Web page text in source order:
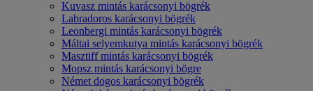
Kuvasz mintás karácsonyi bögrék
Labradoros karácsonyi bögrék
Leonbergi mintás karácsonyi bögrék
Máltai selyemkutya mintás karácsonyi bögrék
Masztiff mintás karácsonyi bögrék
Mopsz mintás karácsonyi bögre
Német dogos karácsonyi bögrék